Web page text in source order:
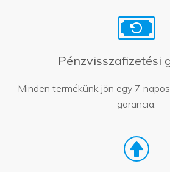
Pénzvisszafizetési
Minden termékünk jön egy 7
garancia.